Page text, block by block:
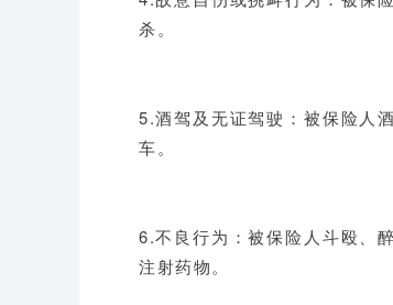
杀。
5.酒驾及无证驾驶：被保险人
车。
6.不良行为：被保险人斗殴、
注射药物。